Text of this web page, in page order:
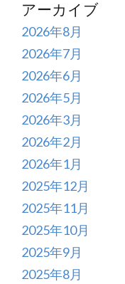
アーカイブ
2026年8月
2026年7月
2026年6月
2026年5月
2026年3月
2026年2月
2026年1月
2025年12月
2025年11月
2025年10月
2025年9月
2025年8月